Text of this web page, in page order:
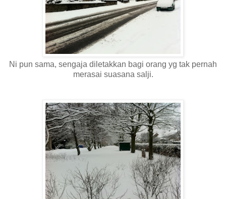
Ni pun sama, sengaja diletakkan bagi orang yg tak pernah
merasai suasana salji.